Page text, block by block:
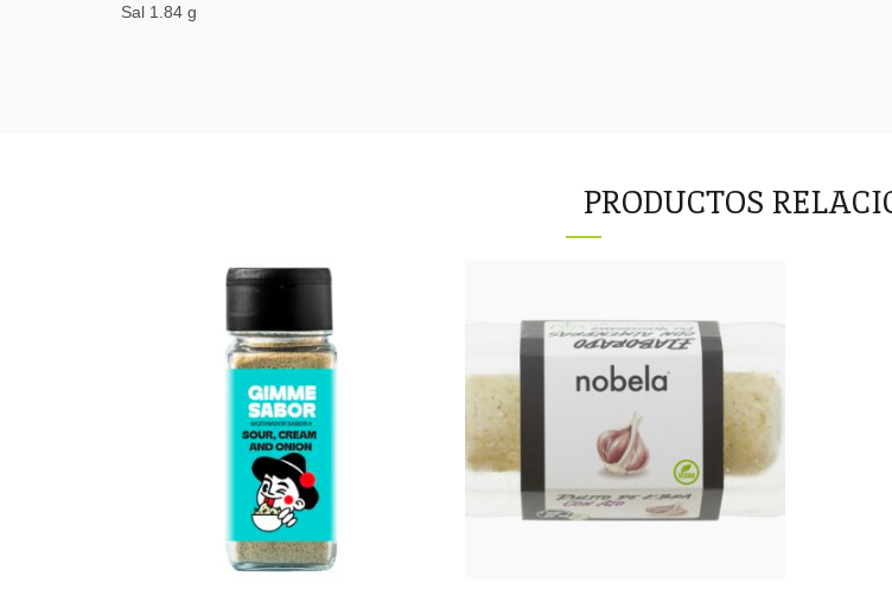
Sal 1.84 g
PRODUCTOS